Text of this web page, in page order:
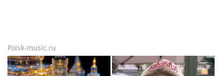
Poisk-music.ru